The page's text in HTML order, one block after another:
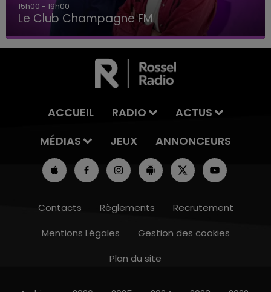
15h00 - 19h00
Le Club Champagne FM
ACCUEIL RADIO
ACTUS
MÉDIAS
JEUX ANNONCEURS
Contacts Règlements
Recrutement
Mentions Légales
Gestion des cookies
Plan du site